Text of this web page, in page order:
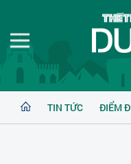
TIN TỨC ĐIỂM